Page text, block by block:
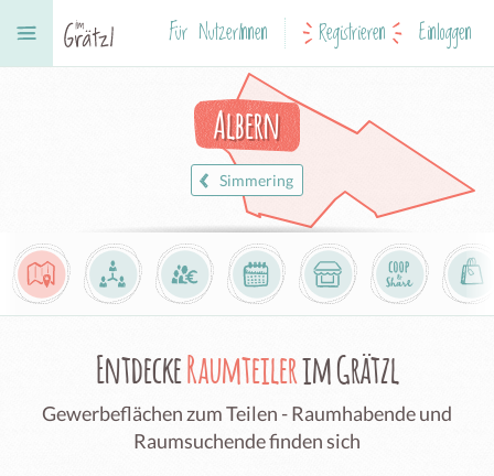
Für NutzerInnen Registrieren Einloggen
Albern
Simmering
EntdeckeRaumteilerim Grätzl
Gewerbeflächen zum Teilen - Raumhabende und
Raumsuchende finden sich